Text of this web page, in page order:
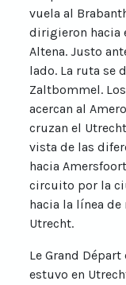
vuela al
dirigieron hacia
Altena. Justo
lado. La ruta se
Zaltbommel.
acercan al
cruzan el
vista de las
hacia
circuito por la
hacia la línea
Utrecht.
Le Grand
estuvo en